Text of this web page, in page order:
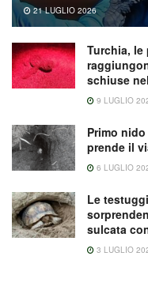
21 LUGLIO 2026
Turchia, le
schiuse
9 LUGLIO
Primo
prende il
6 LUGLIO
Le
sulcata
3 LUGLIO